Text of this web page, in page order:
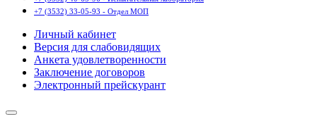
+7 (3532) 33-05-93 - Отдел МОП
Личный кабинет
Версия для слабовидящих
Анкета удовлетворенности
Заключение договоров
Электронный прейскурант